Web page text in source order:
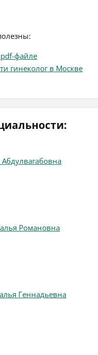
файле
гинеколог в Москве
Романовна
Геннадьевна